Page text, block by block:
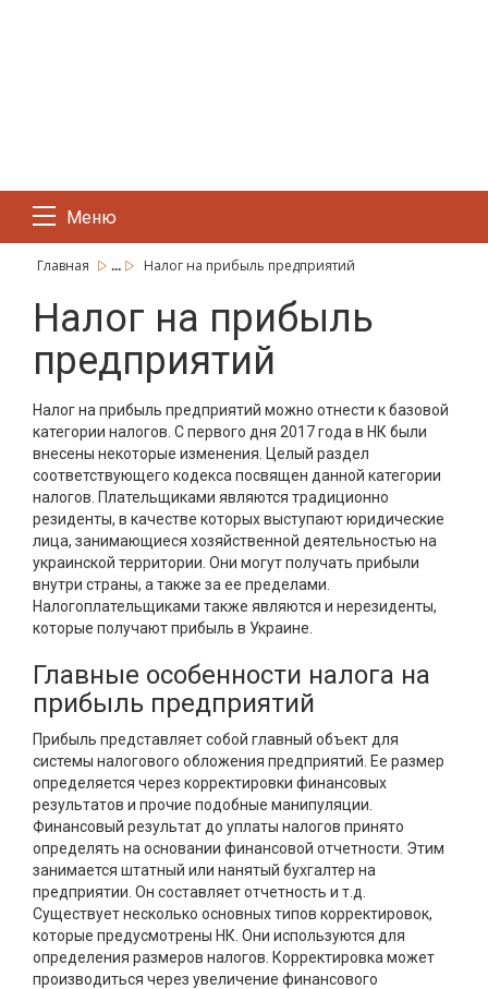
Меню
Главная ... Налог на прибыль предприятий
Налог на прибыль
предприятий
Налог на прибыль предприятий можно отнести к базовой
категории налогов. С первого дня 2017 года в НК были
внесены некоторые изменения. Целый раздел
соответствующего кодекса посвящен данной категории
налогов. Плательщиками являются традиционно
резиденты, в качестве которых выступают юридические
лица, занимающиеся хозяйственной деятельностью на
украинской территории. Они могут получать прибыли
внутри страны, а также за ее пределами.
Налогоплательщиками также являются и нерезиденты,
которые получают прибыль в Украине.
Главные особенности налога на
прибыль предприятий
Прибыль представляет собой главный объект для
системы налогового обложения предприятий. Ее размер
определяется через корректировки финансовых
результатов и прочие подобные манипуляции.
Финансовый результат до уплаты налогов принято
определять на основании финансовой отчетности. Этим
занимается штатный или нанятый бухгалтер на
предприятии. Он составляет отчетность и т.д.
Существует несколько основных типов корректировок,
которые предусмотрены НК. Они используются для
определения размеров налогов. Корректировка может
производиться через увеличение финансового